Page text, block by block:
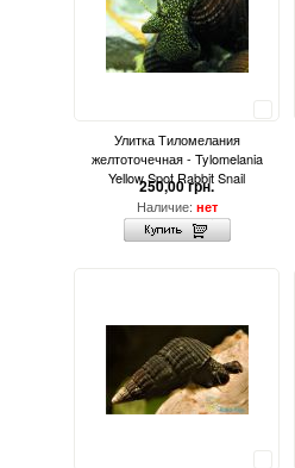
Улитка Тиломелания
желтоточечная - Tylomelania
Yellow Spot Rabbit Snail
250,00 грн.
Наличие: нет